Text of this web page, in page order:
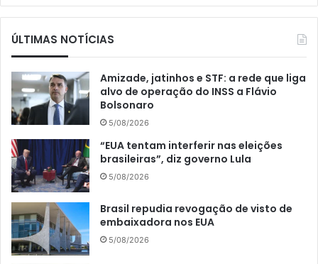
ÚLTIMAS NOTÍCIAS
Amizade, jatinhos e STF: a rede que liga
alvo de operação do INSS a Flávio
Bolsonaro
5/08/2026
“EUA tentam interferir nas eleições
brasileiras”, diz governo Lula
5/08/2026
Brasil repudia revogação de visto de
embaixadora nos EUA
5/08/2026